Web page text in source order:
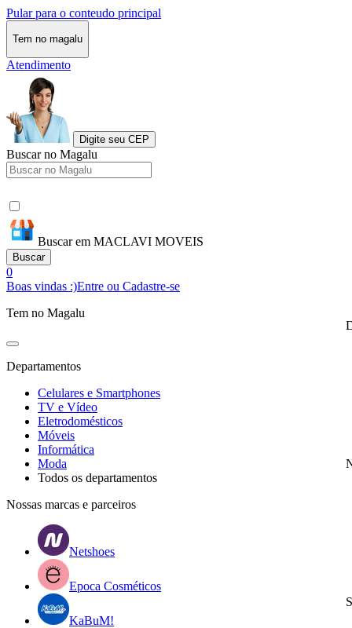
Pular para o conteudo principal
Tem no magalu
Atendimento
Digite seu CEP
Buscar no Magalu
Buscar em MACLAVI MOVEIS
Buscar
0
Boas vindas :)Entre ou Cadastre-se
Tem no Magalu
Departamentos
Celulares e Smartphones
TV e Vídeo
Eletrodomésticos
Móveis
Informática
Moda
Todos os departamentos
Nossas marcas e parceiros
Netshoes
Epoca Cosméticos
KaBuM!